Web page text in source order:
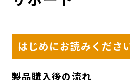
はじめにお読みくださ
製品購入後の流れ